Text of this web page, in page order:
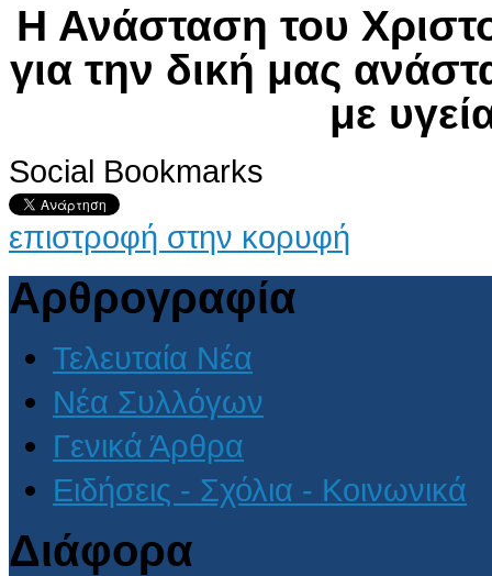
Η Ανάσταση του
για την δική μας
με
Social Bookmarks
επιστροφή στην κορυφή
Αρθρογραφία
Τελευταία Νέα
Νέα Συλλόγων
Γενικά Άρθρα
Ειδήσεις - Σχόλια - Κοινωνικά
Διάφορα